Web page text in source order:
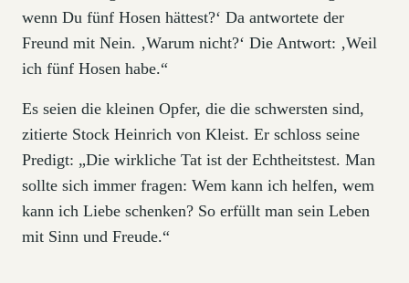
wenn Du fünf Hosen hättest?‘ Da antwortete der
Freund mit Nein. ‚Warum nicht?‘ Die Antwort: ‚Weil
ich fünf Hosen habe.“
Es seien die kleinen Opfer, die die schwersten sind,
zitierte Stock Heinrich von Kleist. Er schloss seine
Predigt: „Die wirkliche Tat ist der Echtheitstest. Man
sollte sich immer fragen: Wem kann ich helfen, wem
kann ich Liebe schenken? So erfüllt man sein Leben
mit Sinn und Freude.“